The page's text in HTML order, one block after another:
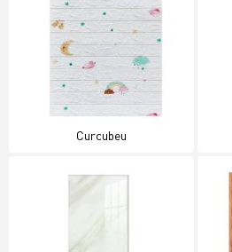
Curcubeu